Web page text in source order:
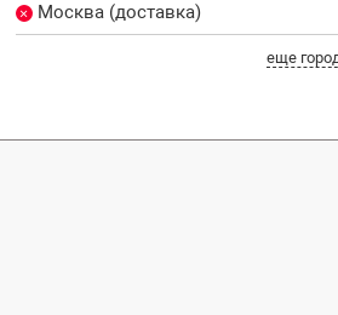
Москва (доставка)
еще